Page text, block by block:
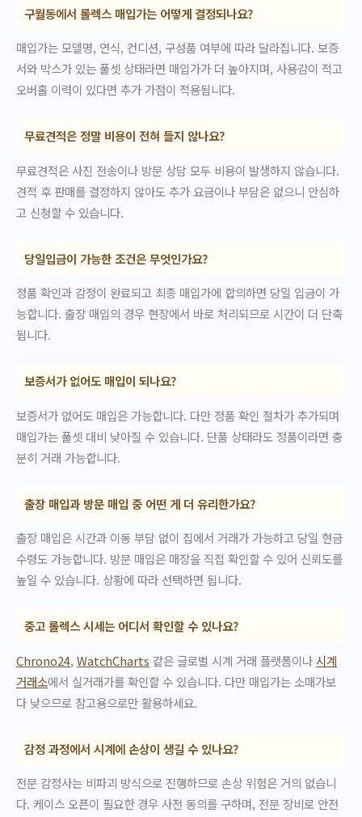
구월동에서 롤렉스 매입가는 어떻게 결정되나요?
매입가는 모델명, 연식, 컨디션, 구성품 여부에 따라 달라집니다. 보증
서와 박스가 있는 풀셋 상태라면 매입가가 더 높아지며, 사용감이 적고
오버홀 이력이 있다면 추가 가점이 적용됩니다.
무료견적은 정말 비용이 전혀 들지 않나요?
무료견적은 사진 전송이나 방문 상담 모두 비용이 발생하지 않습니다.
견적 후 판매를 결정하지 않아도 추가 요금이나 부담은 없으니 안심하
고 신청할 수 있습니다.
당일입금이 가능한 조건은 무엇인가요?
정품 확인과 감정이 완료되고 최종 매입가에 합의하면 당일 입금이 가
능합니다. 출장 매입의 경우 현장에서 바로 처리되므로 시간이 더 단축
됩니다.
보증서가 없어도 매입이 되나요?
보증서가 없어도 매입은 가능합니다. 다만 정품 확인 절차가 추가되며
매입가는 풀셋 대비 낮아질 수 있습니다. 단품 상태라도 정품이라면 충
분히 거래 가능합니다.
출장 매입과 방문 매입 중 어떤 게 더 유리한가요?
출장 매입은 시간과 이동 부담 없이 집에서 거래가 가능하고 당일 현금
수령도 가능합니다. 방문 매입은 매장을 직접 확인할 수 있어 신뢰도를
높일 수 있습니다. 상황에 따라 선택하면 됩니다.
중고 롤렉스 시세는 어디서 확인할 수 있나요?
Chrono24, WatchCharts 같은 글로벌 시계 거래 플랫폼이나시계
거래소에서 실거래가를 확인할 수 있습니다. 다만 매입가는 소매가보
다 낮으므로 참고용으로만 활용하세요.
감정 과정에서 시계에 손상이 생길 수 있나요?
전문 감정사는 비파괴 방식으로 진행하므로 손상 위험은 거의 없습니
다. 케이스 오픈이 필요한 경우 사전 동의를 구하며, 전문 장비로 안전